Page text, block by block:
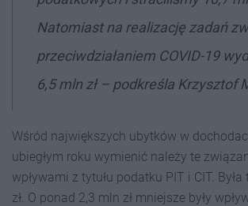
Natomiast na realizację zadań
przeciwdziałaniem COVID-19
6,5 mln zł – podkreśla Krzysztof
Wśród największych ubytków w
ubiegłym roku wymienić należy te
wpływami z tytułu podatku PIT i CIT.
zł. O ponad 2,3 mln zł mniejsze były